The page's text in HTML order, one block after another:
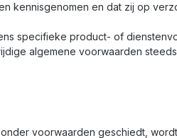
kennisgenomen en dat zij op
specifieke product- of
algemene voorwaarden
voorwaarden geschiedt,